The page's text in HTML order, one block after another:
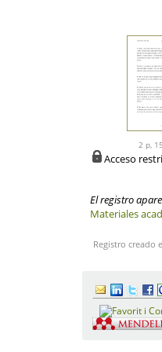
2 p,
Acceso
El registro
Materiales
Registro creado